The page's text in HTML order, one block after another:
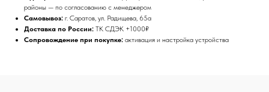
районы — по согласованию с менеджером
Самовывоз: г. Саратов, ул. Радищева, 65а
Доставка по России: ТК СДЭК +1000₽
Сопровождение при покупке: активация и настройка устройства